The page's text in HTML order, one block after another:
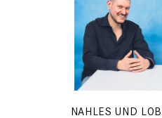
NAHLES UND